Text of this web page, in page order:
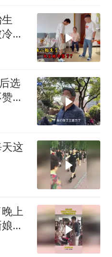
选
同
这
上
包